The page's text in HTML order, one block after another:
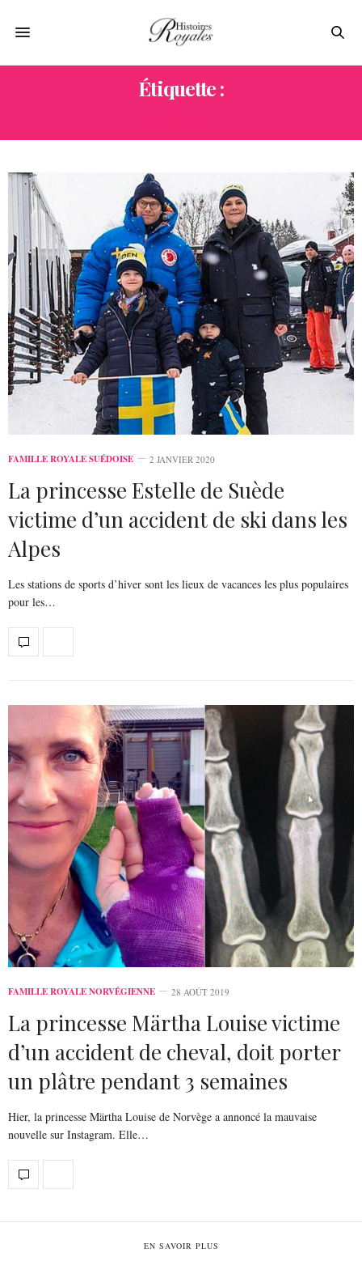
Étiquette :
FAMILLE ROYALE SUÉDOISE 2 JANVIER 2020
La princesse Estelle de Suède
victime d’un accident de ski dans les
Alpes
Les stations de sports d’hiver sont les lieux de vacances les plus populaires
pour les…
FAMILLE ROYALE NORVÉGIENNE 28 AOÛT 2019
La princesse Märtha Louise victime
d’un accident de cheval, doit porter
un plâtre pendant 3 semaines
Hier, la princesse Märtha Louise de Norvège a annoncé la mauvaise
nouvelle sur Instagram. Elle…
EN SAVOIR PLUS